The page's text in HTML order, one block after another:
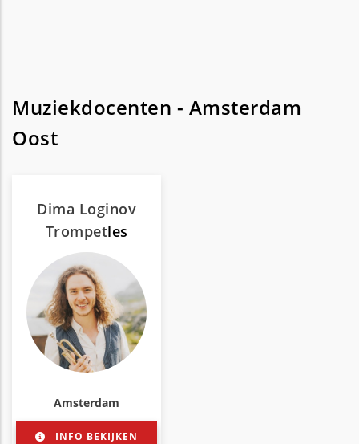
Muziekdocenten - Amsterdam
Oost
Dima Loginov
Trompetles
Amsterdam
INFO BEKIJKEN